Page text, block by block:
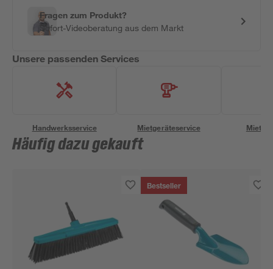
Fragen zum Produkt?
Sofort-Videoberatung aus dem Markt
Unsere passenden Services
Handwerksservice Mietgeräteservice
Häufig dazu gekauft
Bestseller